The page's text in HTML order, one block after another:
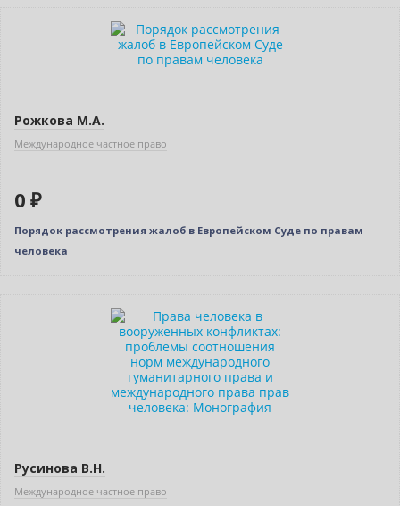
Рожкова М.А.
Международное частное право
0 ₽
Порядок рассмотрения жалоб в Европейском Суде по правам
человека
Русинова В.Н.
Международное частное право